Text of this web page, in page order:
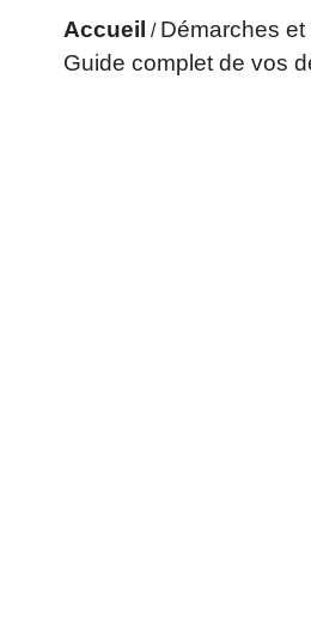
Accueil / Démarches
Guide complet de vos